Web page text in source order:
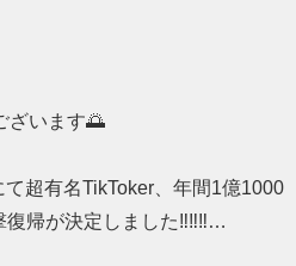
ざいます🌅
超有名TikToker、年間1億1000
復帰が決定しました‼️‼️‼️…